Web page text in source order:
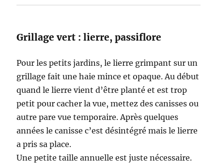
Grillage vert : lierre, passiflore
Pour les petits jardins, le lierre grimpant sur un
grillage fait une haie mince et opaque. Au début
quand le lierre vient d’être planté et est trop
petit pour cacher la vue, mettez des canisses ou
autre pare vue temporaire. Après quelques
années le canisse c’est désintégré mais le lierre
a pris sa place.
Une petite taille annuelle est juste nécessaire.